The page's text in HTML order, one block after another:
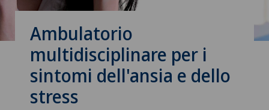
Ambulatorio
multidisciplinare per i
sintomi dell'ansia e dello
stress